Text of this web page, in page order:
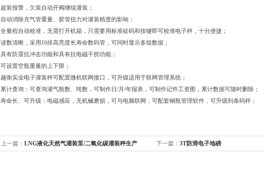
超装报警，欠装自动开阀继续灌装；
自动消除充气管重量、胶管扭力对灌装精度的影响；
全量程自动校准，无需打开机箱，只需要用标准砝码和按键即可校准电子秤，十分便捷；
读数清晰，采用16排高亮度长寿命数码管，可同时显示多组数据；
具有防震抗冲击功能和具有抗电磁干扰功能；
可设置空瓶重量的上下限；
越衡实业电子灌装秤可配置微机联网接口，可升级适用于联网管理系统；
累计查询：可查询灌气瓶数、吨数，可制作日/月/年报表，可制作记件工资图，累计数据可随时删除；
寿命长、可升级：电磁感应，无机械磨损，可与电脑联网，可配套钢瓶管理软件，可升级到条码秤；
上一篇： LNG液化天然气灌装泵/二氧化碳灌装秤生产 下一篇： 3T防滑电子地磅